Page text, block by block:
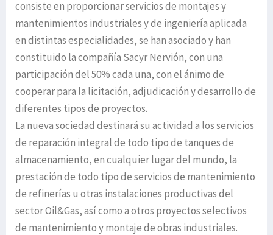
consiste en proporcionar servicios de montajes y
mantenimientos industriales y de ingeniería aplicada
en distintas especialidades, se han asociado y han
constituido la compañía Sacyr Nervión, con una
participación del 50% cada una, con el ánimo de
cooperar para la licitación, adjudicación y desarrollo de
diferentes tipos de proyectos.
La nueva sociedad destinará su actividad a los servicios
de reparación integral de todo tipo de tanques de
almacenamiento, en cualquier lugar del mundo, la
prestación de todo tipo de servicios de mantenimiento
de refinerías u otras instalaciones productivas del
sector Oil&Gas, así como a otros proyectos selectivos
de mantenimiento y montaje de obras industriales.